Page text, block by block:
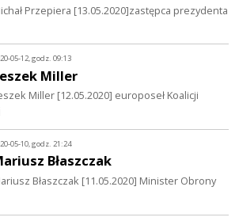
Przepiera [13.05.2020]zastępca prezydenta
05-12, godz. 09:13
Miller
Miller [12.05.2020] europoseł Koalicji
05-10, godz. 21:24
Błaszczak
Błaszczak [11.05.2020] Minister Obrony